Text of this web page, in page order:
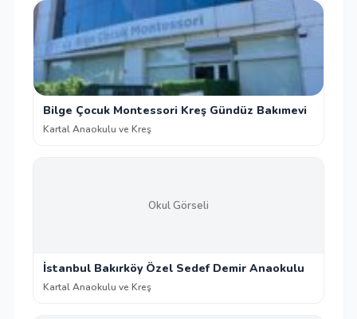
Bilge Çocuk Montessori Kreş Gündüz Bakımevi
Kartal Anaokulu ve Kreş
Okul Görseli
İstanbul Bakırköy Özel Sedef Demir Anaokulu
Kartal Anaokulu ve Kreş